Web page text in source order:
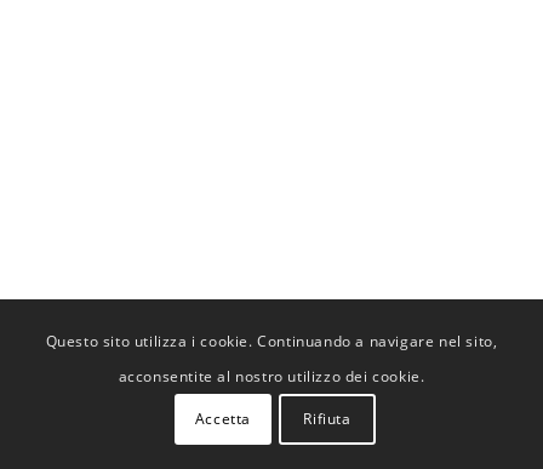
Questo sito utilizza i cookie. Continuando a navigare nel sito,
acconsentite al nostro utilizzo dei cookie.
Accetta Rifiuta